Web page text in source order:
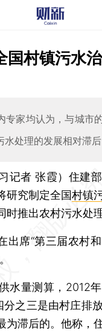
国村镇污水
专家均认为，与城市
水处理的发展相对滞后
记者 张霞） 住建
研究制定全国村镇
推出农村污水处
席“第三届农村和
量测算，2012年
之三是由村庄排
为滞后的。他称，